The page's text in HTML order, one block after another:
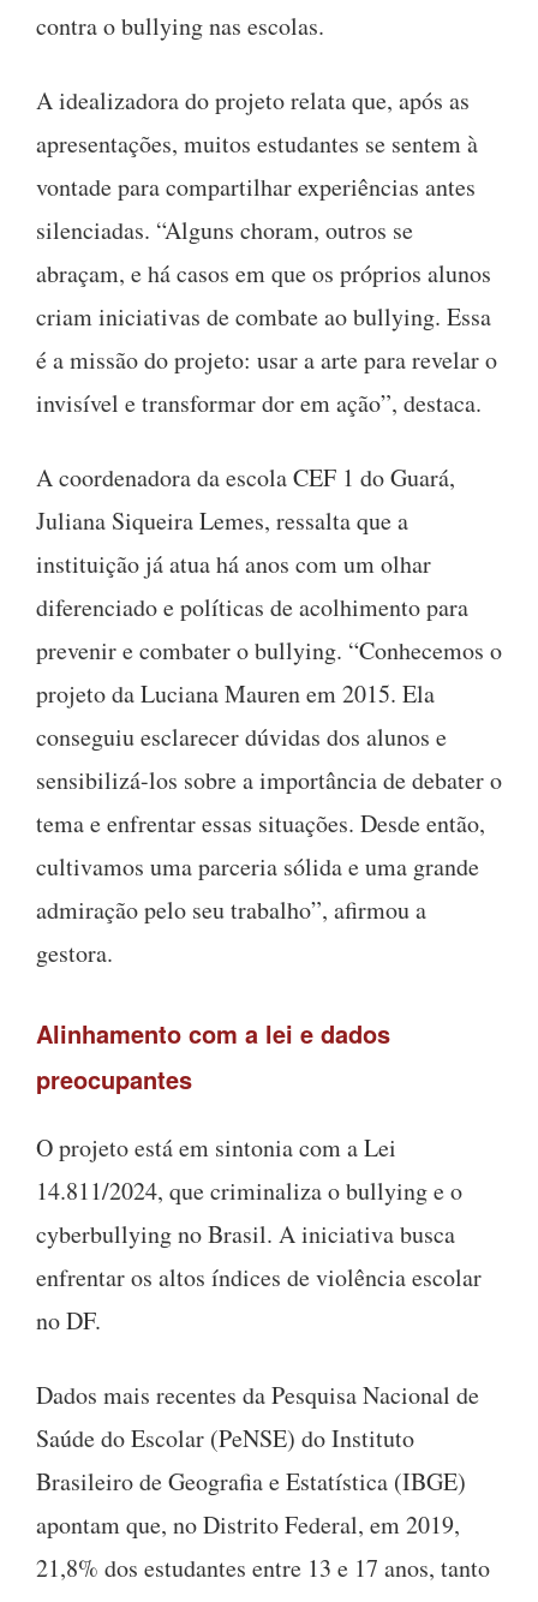
contra o bullying nas escolas.
A idealizadora do projeto relata que, após as
apresentações, muitos estudantes se sentem à
vontade para compartilhar experiências antes
silenciadas. “Alguns choram, outros se
abraçam, e há casos em que os próprios alunos
criam iniciativas de combate ao bullying. Essa
é a missão do projeto: usar a arte para revelar o
invisível e transformar dor em ação”, destaca.
A coordenadora da escola CEF 1 do Guará,
Juliana Siqueira Lemes, ressalta que a
instituição já atua há anos com um olhar
diferenciado e políticas de acolhimento para
prevenir e combater o bullying. “Conhecemos o
projeto da Luciana Mauren em 2015. Ela
conseguiu esclarecer dúvidas dos alunos e
sensibilizá-los sobre a importância de debater o
tema e enfrentar essas situações. Desde então,
cultivamos uma parceria sólida e uma grande
admiração pelo seu trabalho”, afirmou a
gestora.
Alinhamento com a lei e dados
preocupantes
O projeto está em sintonia com a Lei
14.811/2024, que criminaliza o bullying e o
cyberbullying no Brasil. A iniciativa busca
enfrentar os altos índices de violência escolar
no DF.
Dados mais recentes da Pesquisa Nacional de
Saúde do Escolar (PeNSE) do Instituto
Brasileiro de Geografia e Estatística (IBGE)
apontam que, no Distrito Federal, em 2019,
21,8% dos estudantes entre 13 e 17 anos, tanto